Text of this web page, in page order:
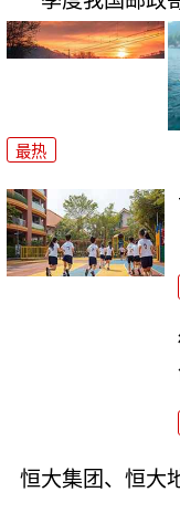
最热
恒大集团、恒大